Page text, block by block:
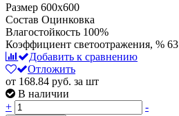
Размер 600x600
Состав Оцинковка
Влагостойкость 100%
Коэффициент светоотражения, % 63
Добавить к сравнению
Отложить
от 168.84 руб. за шт
В наличии
+
-